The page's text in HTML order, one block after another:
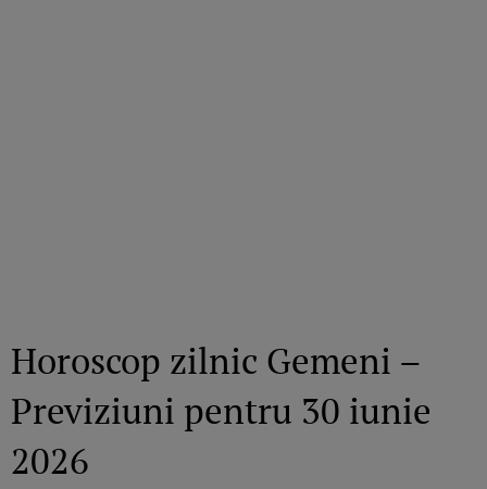
Horoscop zilnic Gemeni –
Previziuni pentru 30 iunie
2026